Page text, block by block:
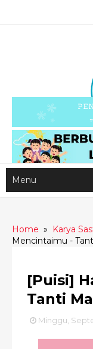
Home » Karya
Mencintaimu -
[Puisi]
Tanti
Minggu,